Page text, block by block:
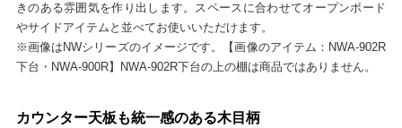
きのある雰囲気を作り出します。スペースに合わせてオープンボード
やサイドアイテムと並べてお使いいただけます。
※画像はNWシリーズのイメージです。【画像のアイテム：NWA-902R
下台・NWA-900R】NWA-902R下台の上の棚は商品ではありません。
カウンター天板も統一感のある木目柄